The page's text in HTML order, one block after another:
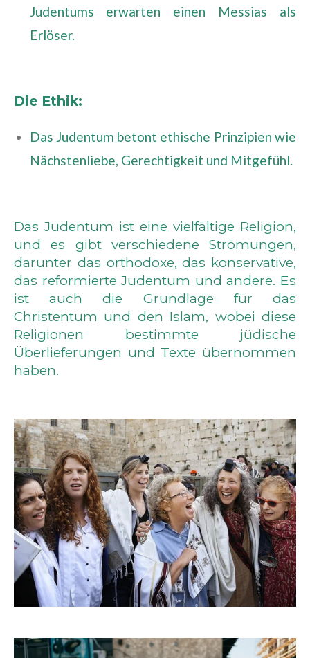
Judentums erwarten einen Messias als
Erlöser.
Die Ethik:
Das Judentum betont ethische Prinzipien wie
Nächstenliebe, Gerechtigkeit und Mitgefühl.
Das Judentum ist eine vielfältige Religion,
und es gibt verschiedene Strömungen,
darunter das orthodoxe, das konservative,
das reformierte Judentum und andere. Es
ist auch die Grundlage für das
Christentum und den Islam, wobei diese
Religionen bestimmte jüdische
Überlieferungen und Texte übernommen
haben.